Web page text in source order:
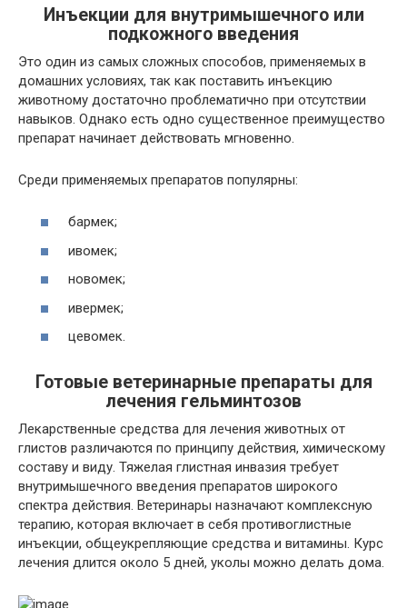
Инъекции для внутримышечного или
подкожного введения
Это один из самых сложных способов, применяемых в
домашних условиях, так как поставить инъекцию
животному достаточно проблематично при отсутствии
навыков. Однако есть одно существенное преимущество
препарат начинает действовать мгновенно.
Среди применяемых препаратов популярны:
бармек;
ивомек;
новомек;
ивермек;
цевомек.
Готовые ветеринарные препараты для
лечения гельминтозов
Лекарственные средства для лечения животных от
глистов различаются по принципу действия, химическому
составу и виду. Тяжелая глистная инвазия требует
внутримышечного введения препаратов широкого
спектра действия. Ветеринары назначают комплексную
терапию, которая включает в себя противоглистные
инъекции, общеукрепляющие средства и витамины. Курс
лечения длится около 5 дней, уколы можно делать дома.